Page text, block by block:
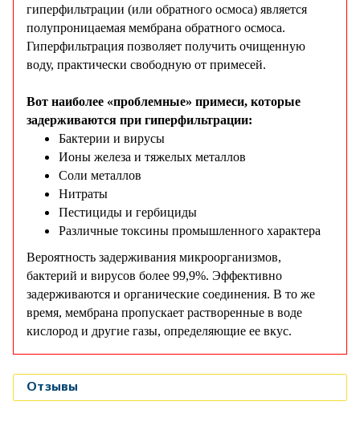
гиперфильтрации (или обратного осмоса) является
полупроницаемая мембрана обратного осмоса.
Гиперфильтрация позволяет получить очищенную
воду, практически свободную от примесей.
Вот наиболее «проблемные» примеси, которые
задерживаются при гиперфильтрации:
Бактерии и вирусы
Ионы железа и тяжелых металлов
Соли металлов
Нитраты
Пестициды и гербициды
Различные токсины промышленного характера
Вероятность задерживания микроорганизмов,
бактерий и вирусов более 99,9%. Эффективно
задерживаются и органические соединения. В то же
время, мембрана пропускает растворенные в воде
кислород и другие газы, определяющие ее вкус.
Отзывы